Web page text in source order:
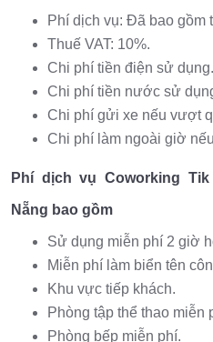
Phí dịch vụ: Đã bao gồm
Thuế VAT: 10%.
Chi phí tiền điện sử dụng.
Chi phí tiền nước sử
Chi phí gửi xe nếu vượt
Chi phí làm ngoài giờ
Phí dịch vụ Coworking
Nẵng bao gồm
Sử dụng miễn phí 2 giờ
Miễn phí làm biển tên
Khu vực tiếp khách.
Phòng tập thể thao miễn
Phòng bếp miễn phí.